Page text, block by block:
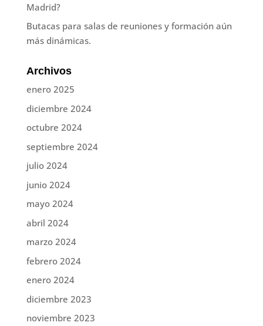
Madrid?
Butacas para salas de reuniones y formación aún
más dinámicas.
Archivos
enero 2025
diciembre 2024
octubre 2024
septiembre 2024
julio 2024
junio 2024
mayo 2024
abril 2024
marzo 2024
febrero 2024
enero 2024
diciembre 2023
noviembre 2023